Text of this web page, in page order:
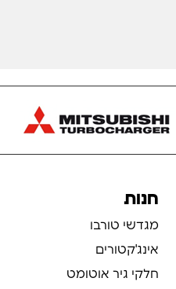
חנות
מגדשי טורבו
אינג'קטורים
חלקי גיר אוטומט